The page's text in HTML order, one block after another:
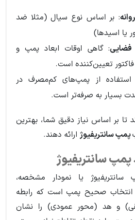
: بر اساس نوع سیال (مثلا ضد
یا اسیدها)
: گاهی اوقات ابعاد پمپ و
تعیین‌کننده است.
استفاده از پمپ‌های کم‌مصرف در
بسیار به صرفه‌تر است.
تا بر اساس نیاز دقیق شما، بهترین
پمپ سانتریفیوژ ارائه دهند.
سانتریفیوژ
سانتریفیوژ یا نمودار مشخصه،
انتخاب صحیح پمپ است که رابطه
و هد (محور عمودی) را نشان